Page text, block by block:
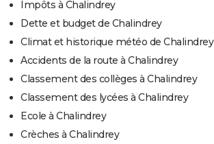
Impôts à Chalindrey
Dette et budget de Chalindrey
Climat et historique météo de Chalindrey
Accidents de la route à Chalindrey
Classement des collèges à Chalindrey
Classement des lycées à Chalindrey
Ecole à Chalindrey
Crèches à Chalindrey